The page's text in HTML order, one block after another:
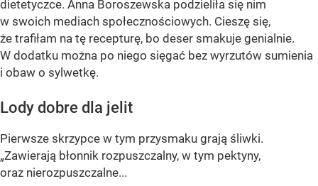
dietetyczce. Anna Boroszewska podzieliła się nim
w swoich mediach społecznościowych. Cieszę się,
że trafiłam na tę recepturę, bo deser smakuje genialnie.
W dodatku można po niego sięgać bez wyrzutów sumienia
i obaw o sylwetkę.
Lody dobre dla jelit
Pierwsze skrzypce w tym przysmaku grają śliwki.
„Zawierają błonnik rozpuszczalny, w tym pektyny,
oraz nierozpuszczalne...